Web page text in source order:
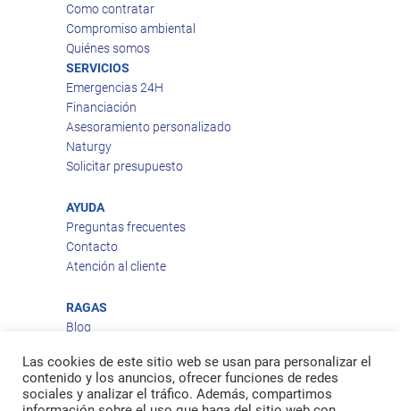
Como contratar
Compromiso ambiental
Quiénes somos
SERVICIOS
Emergencias 24H
Financiación
Asesoramiento personalizado
Naturgy
Solicitar presupuesto
AYUDA
Preguntas frecuentes
Contacto
Atención al cliente
RAGAS
Blog
Política de privacidad
Política de cookies
Política de envío
Las cookies de este sitio web se usan para personalizar el
contenido y los anuncios, ofrecer funciones de redes
sociales y analizar el tráfico. Además, compartimos